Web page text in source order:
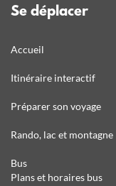
Se déplacer
Accueil
Itinéraire interactif
Préparer son voyage
Rando, lac et montagne
Bus
Plans et horaires bus